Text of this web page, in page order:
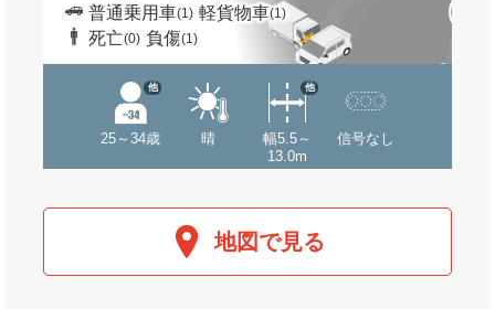
普通乗用車(1) 軽貨物車(1)
死亡(0) 負傷(1)
25～34歳
他
晴
幅5.5～
13.0m
他
信号なし
地図で見る